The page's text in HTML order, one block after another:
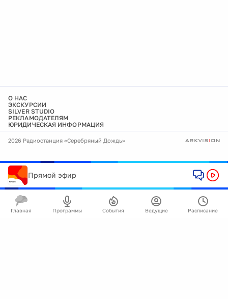
О НАС
ЭКСКУРСИИ
SILVER STUDIO
РЕКЛАМОДАТЕЛЯМ
ЮРИДИЧЕСКАЯ ИНФОРМАЦИЯ
2026 Радиостанция «Серебряный Дождь»
Прямой эфир
Главная Программы События Ведущие Расписание